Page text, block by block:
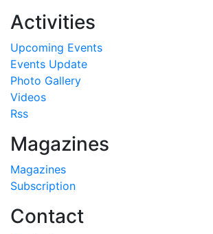
Activities
Upcoming Events
Events Update
Photo Gallery
Videos
Rss
Magazines
Magazines
Subscription
Contact